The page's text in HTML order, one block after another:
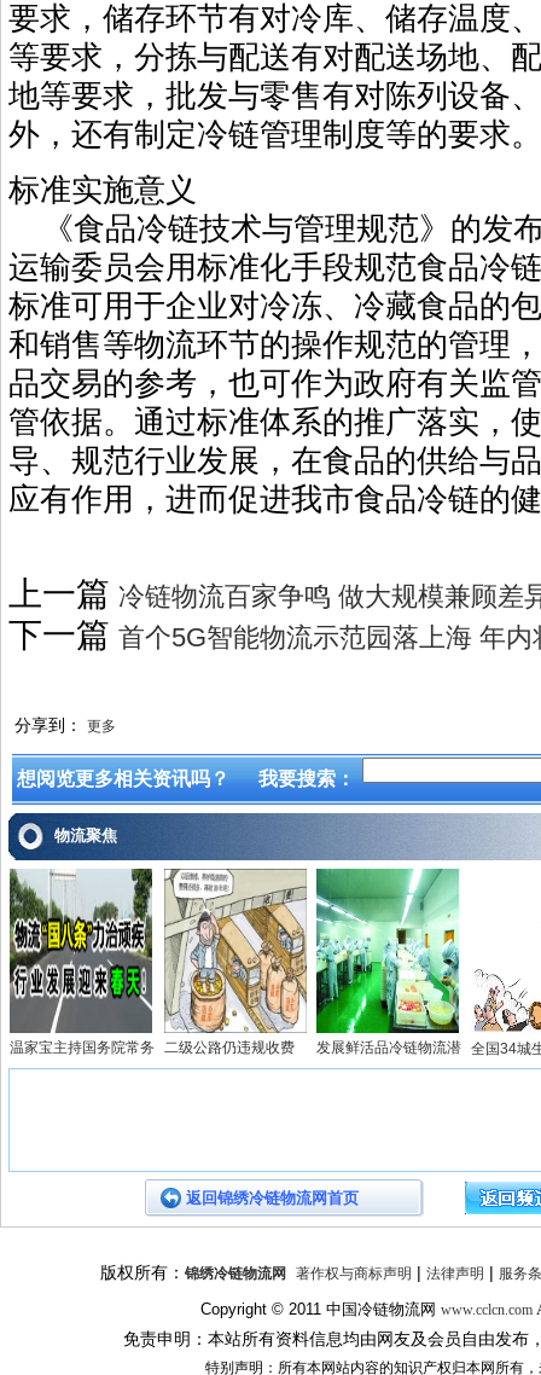
要求，储存环节有对冷库、储存温度
等要求，分拣与配送有对配送场地、
地等要求，批发与零售有对陈列设备
外，还有制定冷链管理制度等的要求。
标准实施意义
《食品冷链技术与管理规范》的发
运输委员会用标准化手段规范食品冷
标准可用于企业对冷冻、冷藏食品的
和销售等物流环节的操作规范的管理
品交易的参考，也可作为政府有关监
管依据。通过标准体系的推广落实，
导、规范行业发展，在食品的供给与
应有作用，进而促进我市食品冷链的
上一篇 冷链物流百家争鸣 做大规模兼顾差
下一篇 首个5G智能物流示范园落上海 年
分享到： 更多
想阅览更多相关资讯吗？ 我要搜索：
物流聚焦
温家宝主持国务院常务 二级公路仍违规收费 发展鲜活品冷链物流潜 全国34城
返回锦绣冷链物流网首页
版权所有：锦绣冷链物流网 著作权与商标声明 |法律声明 | 服务
Copyright © 2011 中国冷链物流网 www.cclcn.com
免责申明：本站所有资料信息均由网友及会员自由发
特别声明：所有本网站内容的知识产权归本网所有